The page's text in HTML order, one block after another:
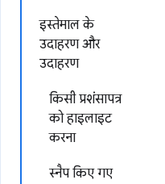
इस्तेमाल के
उदाहरण और
उदाहरण
किसी प्रशंसापत्र
को हाइलाइट
करना
स्नैप किए गए